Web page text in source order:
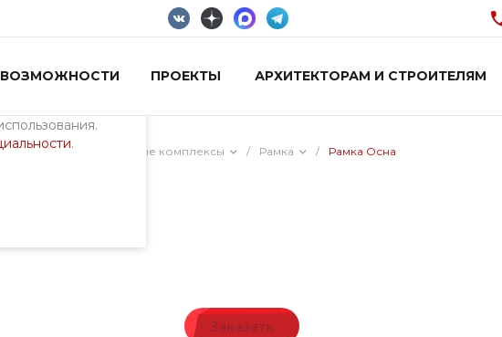
и
.
ВОЗМОЖНОСТИ ПРОЕКТЫ АРХИТЕКТОРАМ И СТРОИТЕЛЯМ
Универсальные игровые комплексы / Рамка / Рамка Осна
Заказать